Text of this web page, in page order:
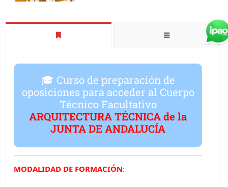
🎓 Curso de preparación de
oposiciones para acceder al Cuerpo
Técnico Facultativo
ARQUITECTURA TÉCNICA de la
JUNTA DE ANDALUCÍA
MODALIDAD DE FORMACIÓN: